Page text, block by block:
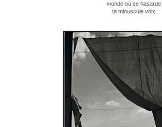
monde où se hasarde
ta minuscule voix